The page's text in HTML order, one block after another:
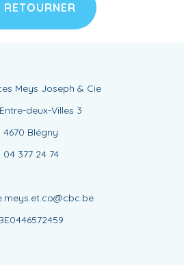
RETOURNER
Meys Joseph & Cie
deux-Villes 3
4670 Blégny
04 377 24 74